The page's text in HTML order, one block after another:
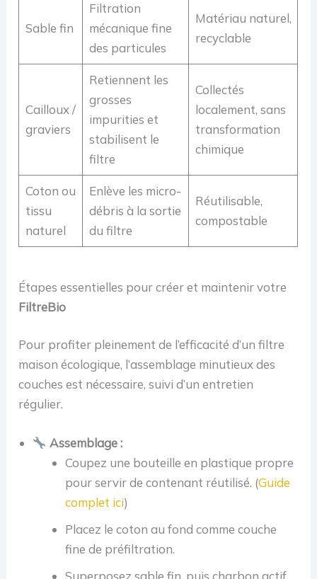
Sable fin
Filtration
mécanique fine
des particules
Matériau naturel,
recyclable
Cailloux /
graviers
Retiennent les
grosses
impurities et
stabilisent le
filtre
Collectés
localement, sans
transformation
chimique
Coton ou
tissu
naturel
Enlève les micro-
débris à la sortie
du filtre
Réutilisable,
compostable
Étapes essentielles pour créer et maintenir votre
FiltreBio
Pour profiter pleinement de l’efficacité d’un filtre
maison écologique, l’assemblage minutieux des
couches est nécessaire, suivi d’un entretien
régulier.
Assemblage :
Coupez une bouteille en plastique propre
pour servir de contenant réutilisé. (Guide
complet ici)
Placez le coton au fond comme couche
fine de préfiltration.